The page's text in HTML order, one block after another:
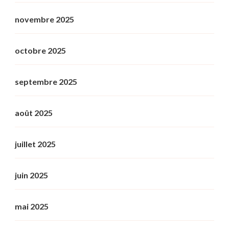
novembre 2025
octobre 2025
septembre 2025
août 2025
juillet 2025
juin 2025
mai 2025